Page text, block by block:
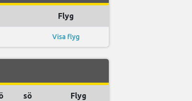
Flyg
Visa flyg
sö Flyg